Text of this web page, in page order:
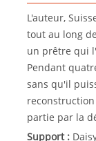
L'auteur,
tout au long
un prêtre qui
Pendant
sans qu'il
partie par la
Support :